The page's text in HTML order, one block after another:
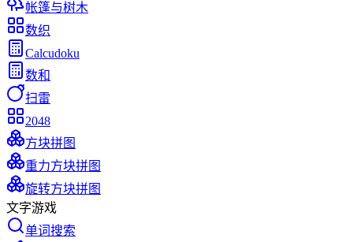
帐篷与树木
数织
Calcudoku
数和
扫雷
2048
方块拼图
重力方块拼图
旋转方块拼图
文字游戏
单词搜索